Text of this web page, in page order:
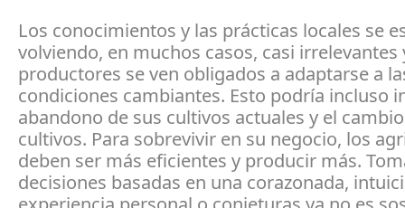
Los conocimientos y las prácticas locales se
volviendo, en muchos casos, casi irrelevantes
productores se ven obligados a adaptarse a
condiciones cambiantes. Esto podría incluso
abandono de sus cultivos actuales y el
cultivos. Para sobrevivir en su negocio, los
deben ser más eficientes y producir más.
decisiones basadas en una corazonada,